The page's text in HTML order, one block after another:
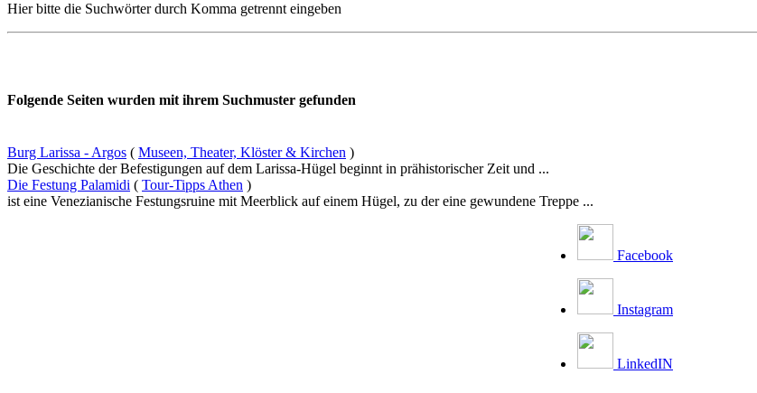
Hier bitte die Suchwörter durch Komma getrennt eingeben
Folgende Seiten wurden mit ihrem Suchmuster gefunden
Burg Larissa - Argos ( Museen, Theater, Klöster & Kirchen )
Die Geschichte der Befestigungen auf dem Larissa-Hügel beginnt in prähistorischer Zeit und ...
Die Festung Palamidi ( Tour-Tipps Athen )
ist eine Venezianische Festungsruine mit Meerblick auf einem Hügel, zu der eine gewundene Treppe ...
Facebook
Instagram
LinkedIN